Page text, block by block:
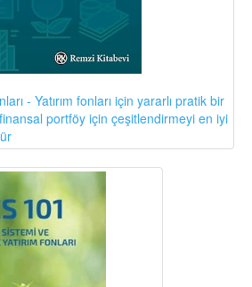
- Yatırım fonları için yararlı pratik bir
finansal portföy için çeşitlendirmeyi en iyi